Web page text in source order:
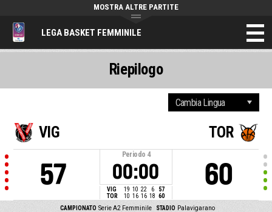
LEGA BASKET FEMMINILE
MOSTRA ALTRE PARTITE
VIG
57
Periodo 4
00:00
VIG 19 10 22 6
57
TOR
10 16 16 18 60
TOR
60
CAMPIONATO Serie A2 Femminile STADIO Palavigarano
Riepilogo